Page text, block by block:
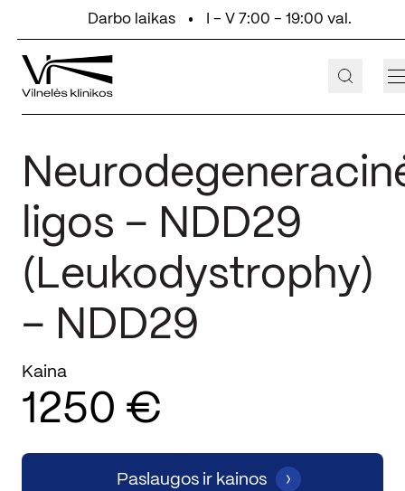
Eiti prie turinioDarbo laikas I - V 7:00 - 19:00 val.
+370 647 55 000
ligos – NDD29
(Leukodystrophy)
– NDD29
Kaina
1250 €
Paslaugos ir kainos